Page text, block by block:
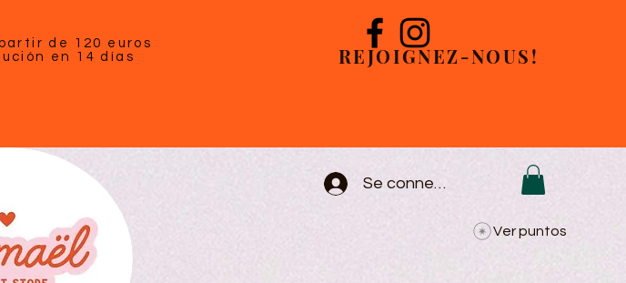
de 120 euros
en 14 días
REJOIGNEZ-NOUS!
Se connecter
Ver puntos